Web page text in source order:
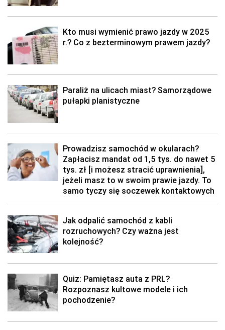
Kto musi wymienić prawo jazdy w 2025
r.? Co z bezterminowym prawem jazdy?
Paraliż na ulicach miast? Samorządowe
pułapki planistyczne
Prowadzisz samochód w okularach?
Zapłacisz mandat od 1,5 tys. do nawet 5
tys. zł [i możesz stracić uprawnienia],
jeżeli masz to w swoim prawie jazdy. To
samo tyczy się soczewek kontaktowych
Jak odpalić samochód z kabli
rozruchowych? Czy ważna jest
kolejność?
Quiz: Pamiętasz auta z PRL?
Rozpoznasz kultowe modele i ich
pochodzenie?